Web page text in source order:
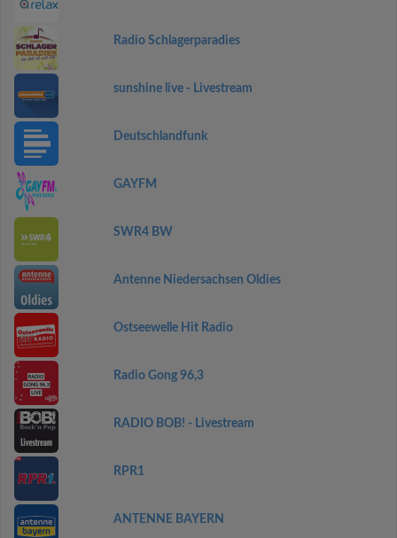
Radio Schlagerparadies
sunshine live - Livestream
Deutschlandfunk
GAYFM
SWR4 BW
Antenne Niedersachsen Oldies
Ostseewelle Hit Radio
Radio Gong 96,3
RADIO BOB! - Livestream
RPR1
ANTENNE BAYERN